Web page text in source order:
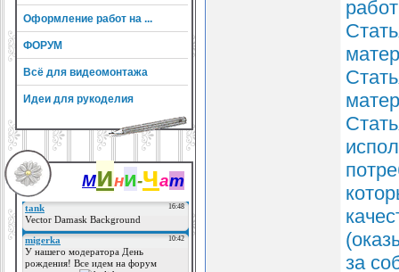
Оформление работ на ...
ФОРУМ
Всё для видеомонтажа
Идеи для рукоделия
Мини-чат
за